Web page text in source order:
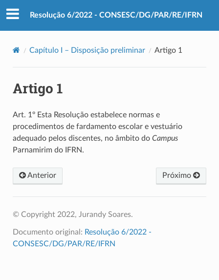
Resolução 6/2022 - CONSESC/DG/PAR/RE/IFRN
Capítulo I – Disposição preliminar Artigo 1
Artigo 1
Art. 1º Esta Resolução estabelece normas e
procedimentos de fardamento escolar e vestuário
adequado pelos discentes, no âmbito do Campus
Parnamirim do IFRN.
Anterior Próximo
© Copyright 2022, Jurandy Soares.
Documento original: Resolução 6/2022 -
CONSESC/DG/PAR/RE/IFRN